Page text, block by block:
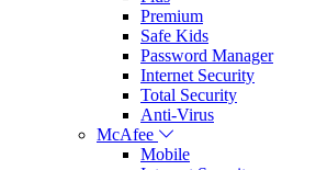
Premium
Safe Kids
Password Manager
Internet Security
Total Security
Anti-Virus
McAfee
Mobile